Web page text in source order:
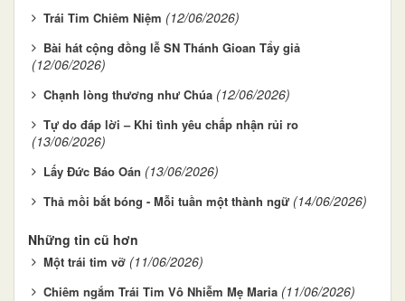
Trái Tim Chiêm Niệm (12/06/2026)
Bài hát cộng đồng lễ SN Thánh Gioan Tẩy giả
(12/06/2026)
Chạnh lòng thương như Chúa (12/06/2026)
Tự do đáp lời – Khi tình yêu chấp nhận rủi ro
(13/06/2026)
Lấy Đức Báo Oán (13/06/2026)
Thả mồi bắt bóng - Mỗi tuần một thành ngữ (14/06/2026)
Những tin cũ hơn
Một trái tim vỡ (11/06/2026)
Chiêm ngắm Trái Tim Vô Nhiễm Mẹ Maria (11/06/2026)